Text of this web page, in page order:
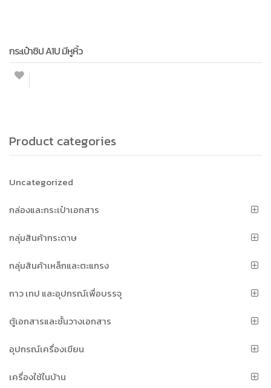
กระเป๋าซิป A1U มีหูหิ้ว
Product categories
Uncategorized
กล่องและกระเป๋าเอกสาร
กลุ่มสินค้ากระดาษ
กลุ่มสินค้าเหล็กและตะแกรง
กาว เทป และอุปกรณ์เพื่อบรรจุ
ตู้เอกสารและชั้นวางเอกสาร
อุปกรณ์เครื่องเขียน
เครื่องใช้ในบ้าน